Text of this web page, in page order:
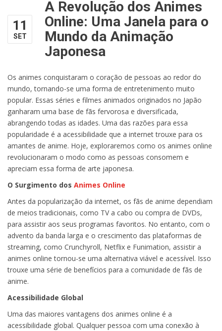
11
SET
A Revolução dos Animes
Online: Uma Janela para o
Mundo da Animação
Japonesa
Os animes conquistaram o coração de pessoas ao redor do
mundo, tornando-se uma forma de entretenimento muito
popular. Essas séries e filmes animados originados no Japão
ganharam uma base de fãs fervorosa e diversificada,
abrangendo todas as idades. Uma das razões para essa
popularidade é a acessibilidade que a internet trouxe para os
amantes de anime. Hoje, exploraremos como os animes online
revolucionaram o modo como as pessoas consomem e
apreciam essa forma de arte japonesa.
O Surgimento dos Animes Online
Antes da popularização da internet, os fãs de anime dependiam
de meios tradicionais, como TV a cabo ou compra de DVDs,
para assistir aos seus programas favoritos. No entanto, com o
advento da banda larga e o crescimento das plataformas de
streaming, como Crunchyroll, Netflix e Funimation, assistir a
animes online tornou-se uma alternativa viável e acessível. Isso
trouxe uma série de benefícios para a comunidade de fãs de
anime.
Acessibilidade Global
Uma das maiores vantagens dos animes online é a
acessibilidade global. Qualquer pessoa com uma conexão à